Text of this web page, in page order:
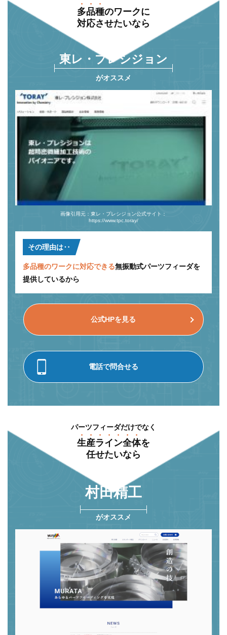
多品種のワークに
対応させたいなら
東レ・プレシジョン
がオススメ
画像引用元：東レ・プレシジョン公式サイト：
https://www.tpc.toray/
その理由は‥
多品種のワークに対応できる無振動式パーツフィーダを
提供しているから
公式HPを見る
電話で問合せる
パーツフィーダだけでなく
⽣産ライン全体を
任せたいなら
村⽥精⼯
がオススメ